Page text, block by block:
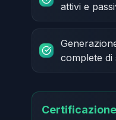
attivi e
complete di